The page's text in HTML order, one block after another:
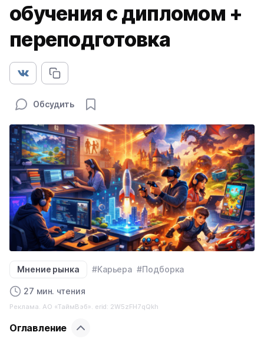
обучения с дипломом +
переподготовка
Обсудить
Мнение рынка #Карьера #Подборка
27 мин. чтения
Реклама. АО «ТаймВэб». erid: 2W5zFH7qQkh
Оглавление